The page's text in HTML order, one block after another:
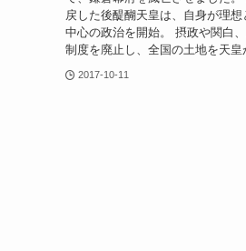
戻した後醍醐天皇は、自身が理想
中心の政治を開始。 摂政や関白
制度を廃止し、全国の土地を天皇
2017-10-11